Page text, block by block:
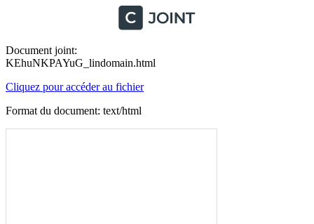
Document joint:
KEhuNKPAYuG_lindomain.html
Cliquez pour accéder au fichier
Format du document: text/html